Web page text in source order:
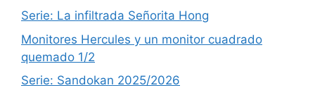
Serie: La infiltrada Señorita Hong
Monitores Hercules y un monitor cuadrado
quemado 1/2
Serie: Sandokan 2025/2026